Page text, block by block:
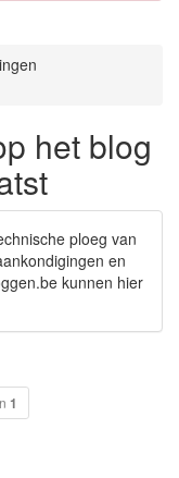
het blog
ploeg van
en
kunnen hier
1